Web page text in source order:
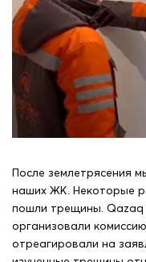
После землетрясения
наших ЖК. Некоторые
пошли трещины. Qazaq
организовали
отреагировали на